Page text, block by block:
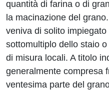
quantità di farina o di
la macinazione del
veniva di solito
sottomultiplo dello staio
di misura locali. A titolo
generalmente compresa
ventesima parte del